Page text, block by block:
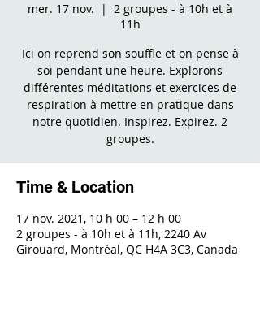
mer. 17 nov.
  |
2 groupes - à 10h et à
11h
Ici on reprend son souffle et on pense à
soi pendant une heure. Explorons
différentes méditations et exercices de
respiration à mettre en pratique dans
notre quotidien. Inspirez. Expirez. 2
groupes.
Time & Location
17 nov. 2021, 10 h 00 – 12 h 00
2 groupes - à 10h et à 11h, 2240 Av
Girouard, Montréal, QC H4A 3C3, Canada